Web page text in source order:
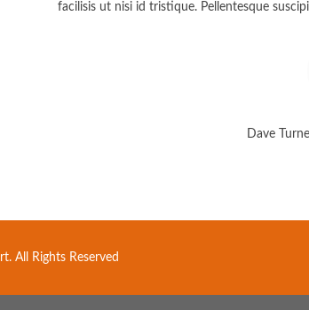
facilisis ut nisi id tristique. Pellentesque
Dave
All Rights Reserved